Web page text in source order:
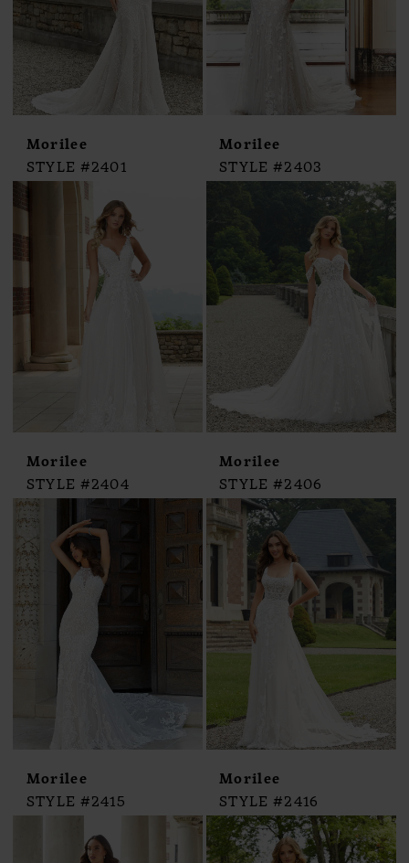
Morilee
STYLE #2401
Morilee
STYLE #2403
Morilee
STYLE #2404
Morilee
STYLE #2406
Morilee
STYLE #2415
Morilee
STYLE #2416